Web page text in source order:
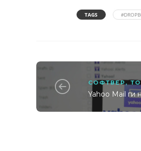
TAGS
СОФТВЕР,
Yahoo Mail ги